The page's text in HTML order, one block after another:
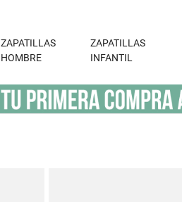
ZAPATILLAS
HOMBRE
ZAPATILLAS
INFANTIL